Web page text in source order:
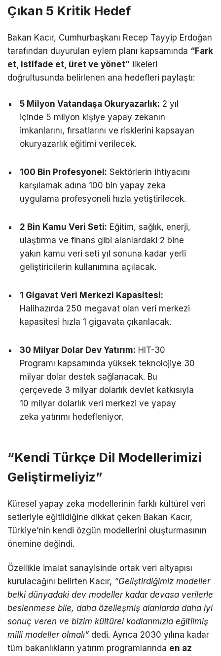
Çıkan 5 Kritik Hedef
Bakan Kacır, Cumhurbaşkanı Recep Tayyip Erdoğan
tarafından duyurulan eylem planı kapsamında “Fark
et, istifade et, üret ve yönet” ilkeleri
doğrultusunda belirlenen ana hedefleri paylaştı:
5 Milyon Vatandaşa Okuryazarlık: 2 yıl
içinde 5 milyon kişiye yapay zekanın
imkanlarını, fırsatlarını ve risklerini kapsayan
okuryazarlık eğitimi verilecek.
100 Bin Profesyonel: Sektörlerin ihtiyacını
karşılamak adına 100 bin yapay zeka
uygulama profesyoneli hızla yetiştirilecek.
2 Bin Kamu Veri Seti: Eğitim, sağlık, enerji,
ulaştırma ve finans gibi alanlardaki 2 bine
yakın kamu veri seti yıl sonuna kadar yerli
geliştiricilerin kullanımına açılacak.
1 Gigavat Veri Merkezi Kapasitesi:
Halihazırda 250 megavat olan veri merkezi
kapasitesi hızla 1 gigavata çıkarılacak.
30 Milyar Dolar Dev Yatırım: HIT-30
Programı kapsamında yüksek teknolojiye 30
milyar dolar destek sağlanacak. Bu
çerçevede 3 milyar dolarlık devlet katkısıyla
10 milyar dolarlık veri merkezi ve yapay
zeka yatırımı hedefleniyor.
“Kendi Türkçe Dil Modellerimizi
Geliştirmeliyiz”
Küresel yapay zeka modellerinin farklı kültürel veri
setleriyle eğitildiğine dikkat çeken Bakan Kacır,
Türkiye’nin kendi özgün modellerini oluşturmasının
önemine değindi.
Özellikle imalat sanayisinde ortak veri altyapısı
kurulacağını belirten Kacır, “Geliştirdiğimiz modeller
belki dünyadaki dev modeller kadar devasa verilerle
beslenmese bile, daha özelleşmiş alanlarda daha iyi
sonuç veren ve bizim kültürel kodlarımızla eğitilmiş
milli modeller olmalı” dedi. Ayrıca 2030 yılına kadar
tüm bakanlıkların yatırım programlarında en az